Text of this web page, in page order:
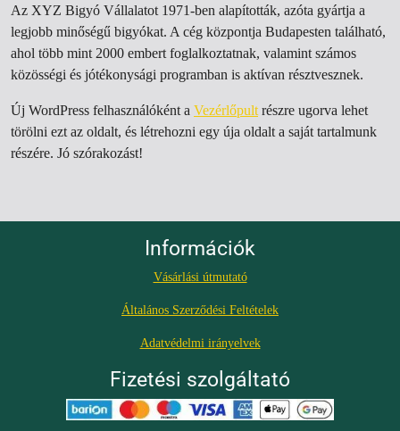
Az XYZ Bigyó Vállalatot 1971-ben alapították, azóta gyártja a
legjobb minőségű bigyókat. A cég központja Budapesten található,
ahol több mint 2000 embert foglalkoztatnak, valamint számos
közösségi és jótékonysági programban is aktívan résztvesznek.
Új WordPress felhasználóként a Vezérlőpult részre ugorva lehet
törölni ezt az oldalt, és létrehozni egy úja oldalt a saját tartalmunk
részére. Jó szórakozást!
Információk
Vásárlási útmutató
Általános Szerződési Feltételek
Adatvédelmi irányelvek
Fizetési szolgáltató